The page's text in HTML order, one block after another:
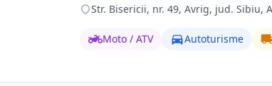
Str. Bisericii, nr. 49, Avrig, jud. Sibiu,
Moto / ATV Autoturisme